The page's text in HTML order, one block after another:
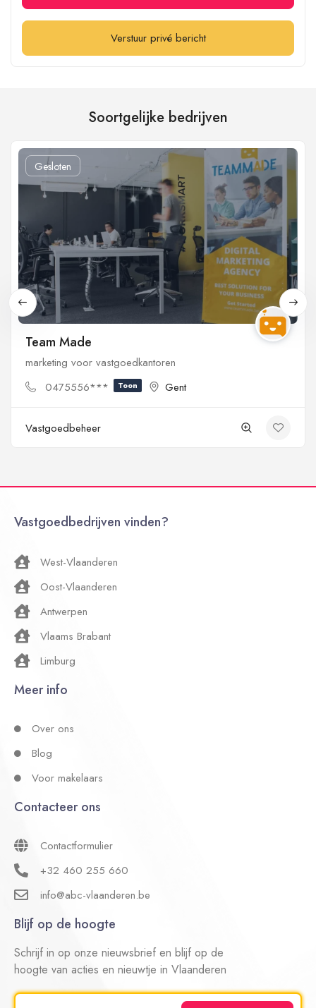
Verstuur privé bericht
Soortgelijke bedrijven
Gesloten
Team Made
marketing voor vastgoedkantoren
0475556***
Toon Gent
Vastgoedbeheer
Vastgoedbedrijven vinden?
West-Vlaanderen
Oost-Vlaanderen
Antwerpen
Vlaams Brabant
Limburg
Meer info
Over ons
Blog
Voor makelaars
Contacteer ons
Contactformulier
+32 460 255 660
info@abc-vlaanderen.be
Blijf op de hoogte
Schrijf in op onze nieuwsbrief en blijf op de
hoogte van acties en nieuwtje in Vlaanderen